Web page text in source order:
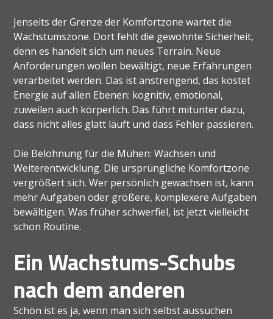
Jenseits der Grenze der Komfortzone wartet die
Wachstumszone. Dort fehlt die gewohnte Sicherheit,
denn es handelt sich um neues Terrain. Neue
Anforderungen wollen bewältigt, neue Erfahrungen
verarbeitet werden. Das ist anstrengend, das kostet
Energie auf allen Ebenen: kognitiv, emotional,
zuweilen auch körperlich. Das führt mitunter dazu,
dass nicht alles glatt läuft und dass Fehler passieren.
Die Belohnung für die Mühen: Wachsen und
Weiterentwicklung. Die ursprüngliche Komfortzone
vergrößert sich. Wer persönlich gewachsen ist, kann
mehr Aufgaben oder größere, komplexere Aufgaben
bewältigen. Was früher schwerfiel, ist jetzt vielleicht
schon Routine.
Ein Wachstums-Schubs
nach dem anderen
Schön ist es ja, wenn man sich selbst aussuchen